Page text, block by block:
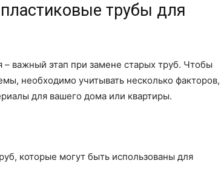
трубы для
важный этап при замене старых труб. Чтобы
необходимо учитывать несколько факторов,
для вашего дома или квартиры.
которые могут быть использованы для